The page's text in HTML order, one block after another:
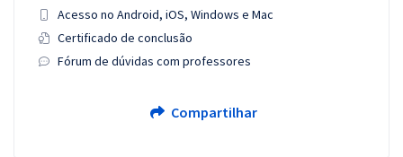
Acesso no Android, iOS, Windows e Mac
Certificado de conclusão
Fórum de dúvidas com professores
Compartilhar